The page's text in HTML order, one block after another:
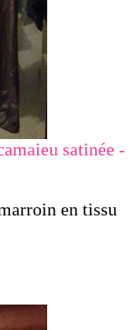
satinée -
en tissu